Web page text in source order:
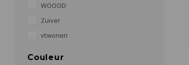
WOOOD
Zuiver
vtwonen
Couleur